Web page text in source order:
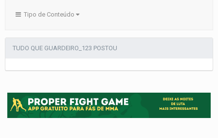
Tipo de Conteúdo
TUDO QUE GUARDEIRO_123 POSTOU